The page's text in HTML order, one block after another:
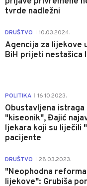
tvrde nadležni
DRUŠTVO 10.03.2024.
Agencija za lijekove
BiH prijeti nestašica
POLITIKA 16.10.2023.
Obustavljena istraga
"kiseonik", Đajić
ljekara koji su liječili
pacijente
DRUŠTVO 28.03.2023.
"Neophodna
lijekove": Grubiša